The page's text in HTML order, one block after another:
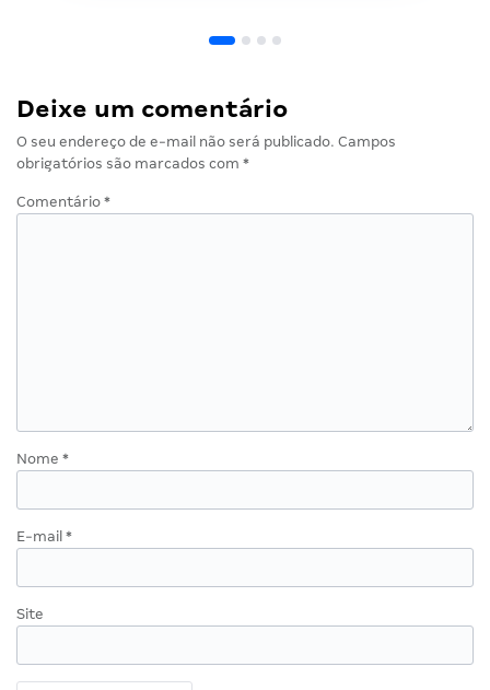
Deixe um comentário
O seu endereço de e-mail não será publicado. Campos
obrigatórios são marcados com *
Comentário *
Nome *
E-mail *
Site